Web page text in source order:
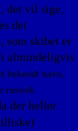
det vil sige,
det
som skibet er
almindeligvis
bekendt navn,
russisk
der heller